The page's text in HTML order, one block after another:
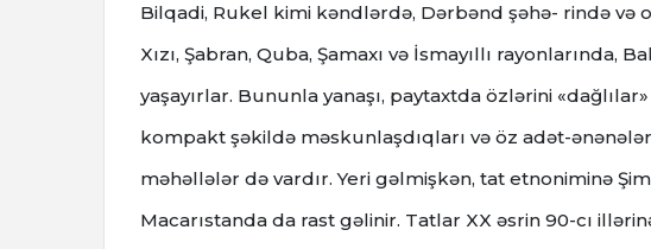
Bilqadi, Rukel kimi kəndlərdə, Dərbənd şəhə- rində və
Xızı, Şabran, Quba, Şamaxı və İsmayıllı rayonlarında,
yaşayırlar. Bununla yanaşı, paytaxtda özlərini
kompakt şəkildə məskunlaşdıqları və öz adət-
məhəllələr də vardır. Yeri gəlmişkən, tat etnoniminə
Macarıstanda da rast gəlinir. Tatlar XX əsrin 90-cı